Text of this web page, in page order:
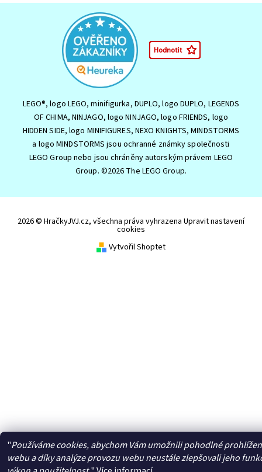
LEGO®, logo LEGO, minifigurka, DUPLO, logo DUPLO, LEGENDS
OF CHIMA, NINJAGO, logo NINJAGO, logo FRIENDS, logo
HIDDEN SIDE, logo MINIFIGURES, NEXO KNIGHTS, MINDSTORMS
a logo MINDSTORMS jsou ochranné známky společnosti
LEGO Group nebo jsou chráněny autorským právem LEGO
Group. ©2026 The LEGO Group.
2026 © HračkyJVJ.cz, všechna práva vyhrazena Upravit nastavení
cookies
Vytvořil Shoptet
"Používáme cookies, abychom Vám umožnili pohodlné
webu a díky analýze provozu webu neustále zlepšovali jeho